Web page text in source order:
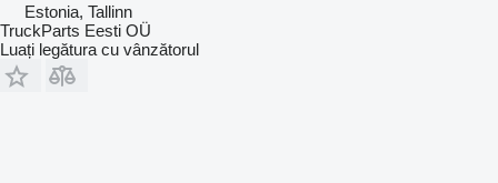
Estonia, Tallinn
TruckParts Eesti OÜ
Luați legătura cu vânzătorul